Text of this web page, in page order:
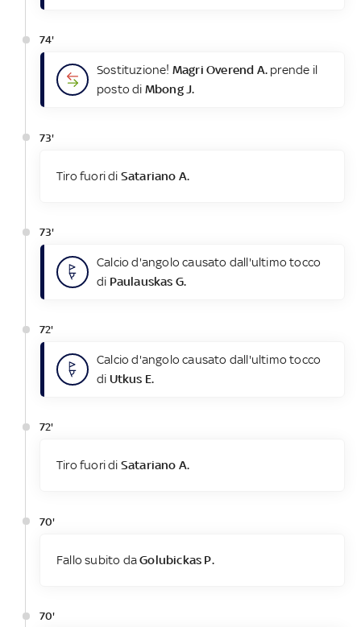
74'
Sostituzione! Magri Overend A. prende il
posto di Mbong J.
73'
Tiro fuori di Satariano A.
73'
Calcio d'angolo causato dall'ultimo tocco
di Paulauskas G.
72'
Calcio d'angolo causato dall'ultimo tocco
di Utkus E.
72'
Tiro fuori di Satariano A.
70'
Fallo subito daGolubickas P.
70'